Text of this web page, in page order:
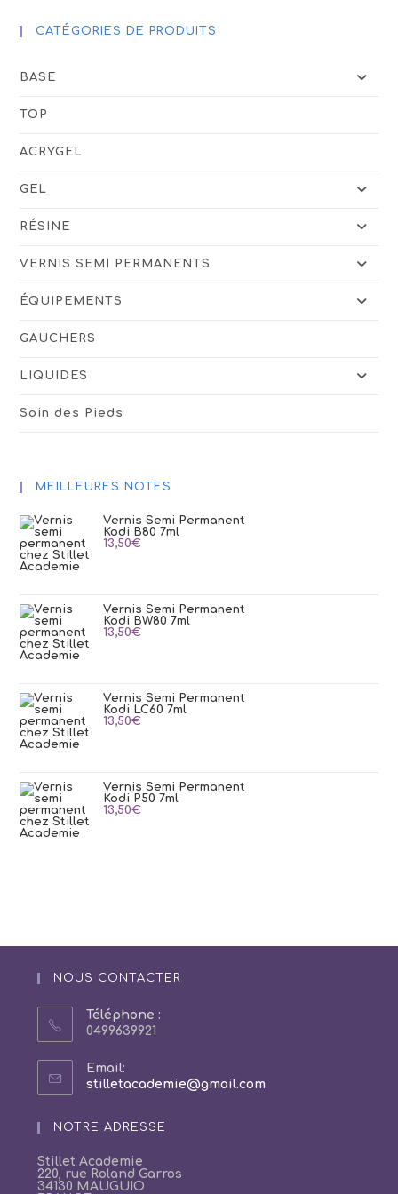
CATÉGORIES DE PRODUITS
BASE
TOP
ACRYGEL
GEL
RÉSINE
VERNIS SEMI PERMANENTS
ÉQUIPEMENTS
GAUCHERS
LIQUIDES
Soin des Pieds
MEILLEURES NOTES
Vernis Semi Permanent
Kodi B80 7ml
13,50€
Vernis Semi Permanent
Kodi BW80 7ml
13,50€
Vernis Semi Permanent
Kodi LC60 7ml
13,50€
Vernis Semi Permanent
Kodi P50 7ml
13,50€
NOUS CONTACTER
Téléphone :
0499639921
Email:
stilletacademie@gmail.comS’ouvre
NOTRE ADRESSE
Stillet Academie
220, rue Roland Garros
34130 MAUGUIO